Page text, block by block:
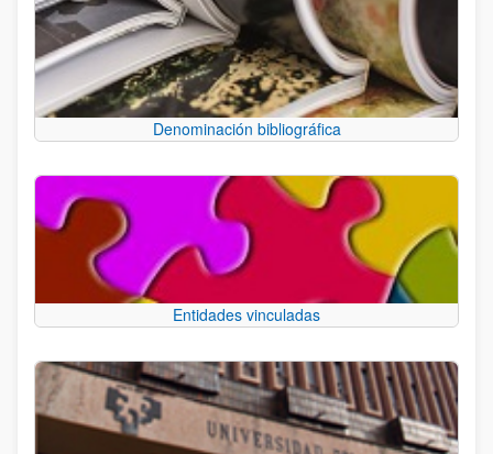
Denominación bibliográfica
Entidades vinculadas